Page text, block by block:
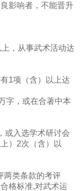
影响者，不能晋升
，从事武术活动达
1项（含）以上达
字，或在合著中本
或入选学术研讨会
）2次（含）以
两类条款的考评
格标准,对武术运